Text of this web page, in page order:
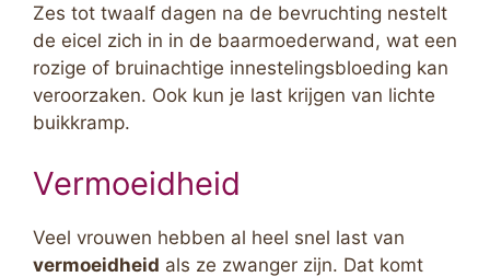
Zes tot twaalf dagen na de bevruchting nestelt
de eicel zich in in de baarmoederwand, wat een
rozige of bruinachtige innestelingsbloeding kan
veroorzaken. Ook kun je last krijgen van lichte
buikkramp.
Vermoeidheid
Veel vrouwen hebben al heel snel last van
vermoeidheid als ze zwanger zijn. Dat komt